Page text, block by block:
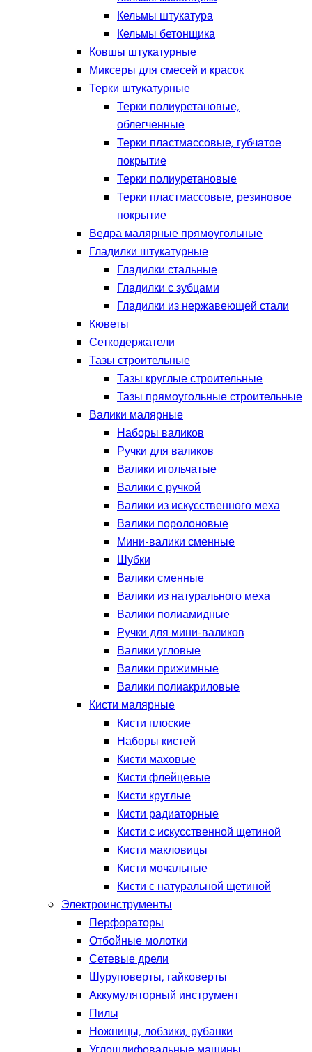
Кельмы штукатура
Кельмы бетонщика
Ковшы штукатурные
Миксеры для смесей и красок
Терки штукатурные
Терки полиуретановые,
облегченные
Терки пластмассовые, губчатое
покрытие
Терки полиуретановые
Терки пластмассовые, резиновое
покрытие
Ведра малярные прямоугольные
Гладилки штукатурные
Гладилки стальные
Гладилки с зубцами
Гладилки из нержавеющей стали
Кюветы
Сеткодержатели
Тазы строительные
Тазы круглые строительные
Тазы прямоугольные строительные
Валики малярные
Наборы валиков
Ручки для валиков
Валики игольчатые
Валики с ручкой
Валики из искусственного меха
Валики поролоновые
Мини-валики сменные
Шубки
Валики сменные
Валики из натурального меха
Валики полиамидные
Ручки для мини-валиков
Валики угловые
Валики прижимные
Валики полиакриловые
Кисти малярные
Кисти плоские
Наборы кистей
Кисти маховые
Кисти флейцевые
Кисти круглые
Кисти радиаторные
Кисти с искусственной щетиной
Кисти макловицы
Кисти мочальные
Кисти с натуральной щетиной
Электроинструменты
Перфораторы
Отбойные молотки
Сетевые дрели
Шуруповерты, гайковерты
Аккумуляторный инструмент
Пилы
Ножницы, лобзики, рубанки